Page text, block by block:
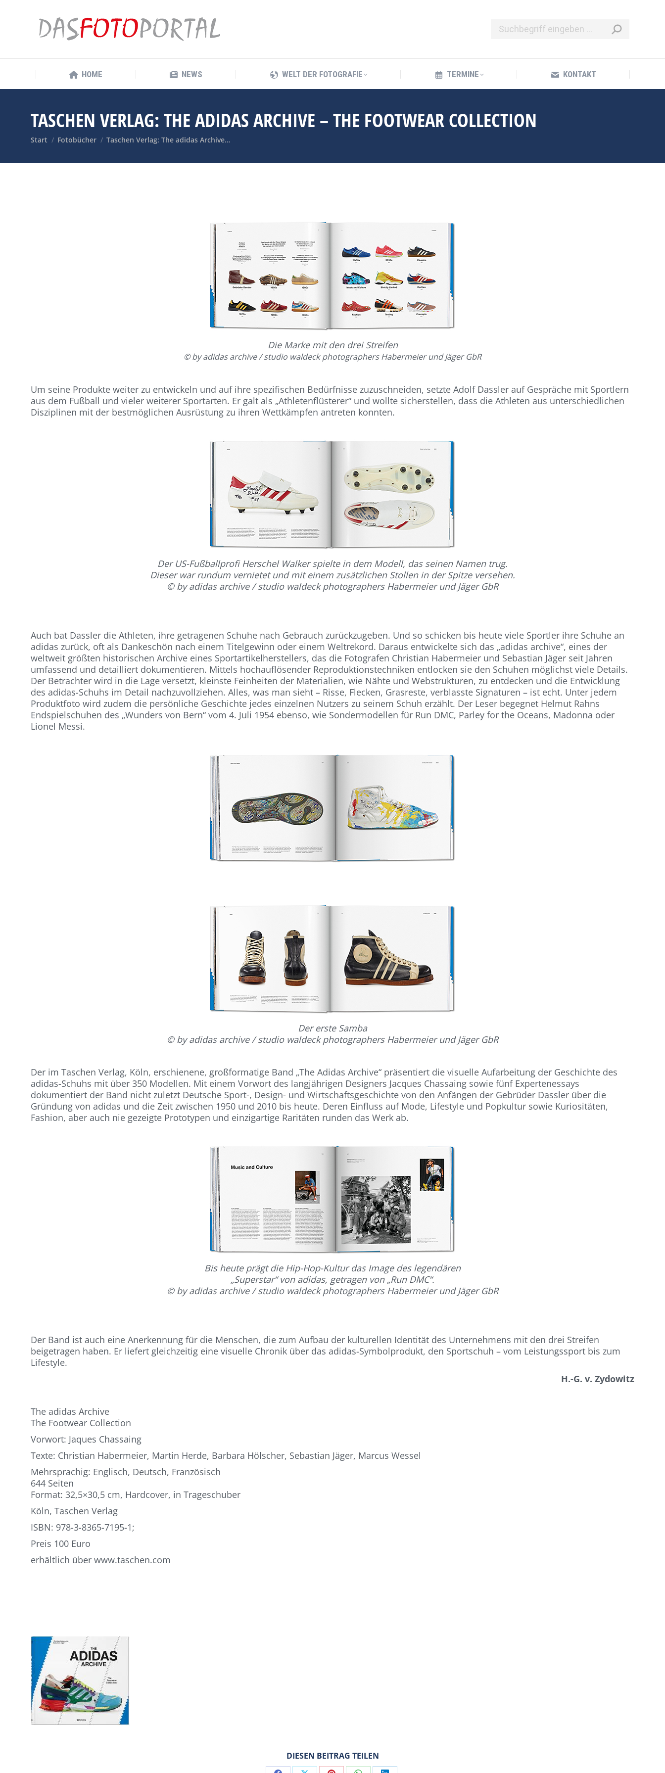
HOME NEWS WELT DER FOTOGRAFIE TERMINE KONTAKT
TASCHEN VERLAG: THE ADIDAS ARCHIVE – THE FOOTWEAR COLLECTION
Sie befinden sich hier:
Start Fotobücher Taschen Verlag: The adidas Archive…
Die Marke mit den drei Streifen
© by adidas archive / studio waldeck photographers Habermeier und Jäger GbR
Um seine Produkte weiter zu entwickeln und auf ihre spezifischen Bedürfnisse zuzuschneiden, setzte Adolf Dassler auf Gespräche mit Sportlern
aus dem Fußball und vieler weiterer Sportarten. Er galt als „Athletenflüsterer“ und wollte sicherstellen, dass die Athleten aus unterschiedlichen
Disziplinen mit der bestmöglichen Ausrüstung zu ihren Wettkämpfen antreten konnten.
Der US-Fußballprofi Herschel Walker spielte in dem Modell, das seinen Namen trug.
Dieser war rundum vernietet und mit einem zusätzlichen Stollen in der Spitze versehen.
© by adidas archive / studio waldeck photographers Habermeier und Jäger GbR
Auch bat Dassler die Athleten, ihre getragenen Schuhe nach Gebrauch zurückzugeben. Und so schicken bis heute viele Sportler ihre Schuhe an
adidas zurück, oft als Dankeschön nach einem Titelgewinn oder einem Weltrekord. Daraus entwickelte sich das „adidas archive“, eines der
weltweit größten historischen Archive eines Sportartikelherstellers, das die Fotografen Christian Habermeier und Sebastian Jäger seit Jahren
umfassend und detailliert dokumentieren. Mittels hochauflösender Reproduktionstechniken entlocken sie den Schuhen möglichst viele Details.
Der Betrachter wird in die Lage versetzt, kleinste Feinheiten der Materialien, wie Nähte und Webstrukturen, zu entdecken und die Entwicklung
des adidas-Schuhs im Detail nachzuvollziehen. Alles, was man sieht – Risse, Flecken, Grasreste, verblasste Signaturen – ist echt. Unter jedem
Produktfoto wird zudem die persönliche Geschichte jedes einzelnen Nutzers zu seinem Schuh erzählt. Der Leser begegnet Helmut Rahns
Endspielschuhen des „Wunders von Bern“ vom 4. Juli 1954 ebenso, wie Sondermodellen für Run DMC, Parley for the Oceans, Madonna oder
Lionel Messi.
Der erste Samba
© by adidas archive / studio waldeck photographers Habermeier und Jäger GbR
Der im Taschen Verlag, Köln, erschienene, großformatige Band „The Adidas Archive“ präsentiert die visuelle Aufarbeitung der Geschichte des
adidas-Schuhs mit über 350 Modellen. Mit einem Vorwort des langjährigen Designers Jacques Chassaing sowie fünf Expertenessays
dokumentiert der Band nicht zuletzt Deutsche Sport-, Design- und Wirtschaftsgeschichte von den Anfängen der Gebrüder Dassler über die
Gründung von adidas und die Zeit zwischen 1950 und 2010 bis heute. Deren Einfluss auf Mode, Lifestyle und Popkultur sowie Kuriositäten,
Fashion, aber auch nie gezeigte Prototypen und einzigartige Raritäten runden das Werk ab.
Bis heute prägt die Hip-Hop-Kultur das Image des legendären
„Superstar“ von adidas, getragen von „Run DMC“.
© by adidas archive / studio waldeck photographers Habermeier und Jäger GbR
Der Band ist auch eine Anerkennung für die Menschen, die zum Aufbau der kulturellen Identität des Unternehmens mit den drei Streifen
beigetragen haben. Er liefert gleichzeitig eine visuelle Chronik über das adidas-Symbolprodukt, den Sportschuh – vom Leistungssport bis zum
Lifestyle.
H.-G. v. Zydowitz
The adidas Archive
The Footwear Collection
Vorwort: Jaques Chassaing
Texte: Christian Habermeier, Martin Herde, Barbara Hölscher, Sebastian Jäger, Marcus Wessel
Mehrsprachig: Englisch, Deutsch, Französisch
644 Seiten
Format: 32,5×30,5 cm, Hardcover, in Trageschuber
Köln, Taschen Verlag
ISBN: 978-3-8365-7195-1;
Preis 100 Euro
erhältlich über www.taschen.com
DIESEN BEITRAG TEILEN
HOME NEWS